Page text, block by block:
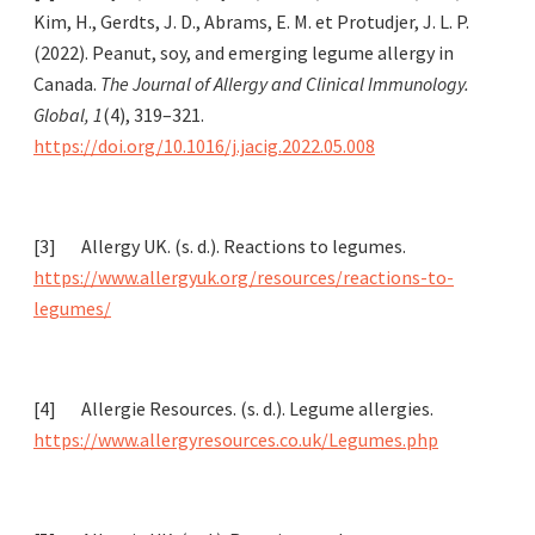
Kim, H., Gerdts, J. D., Abrams, E. M. et Protudjer, J. L. P.
(2022). Peanut, soy, and emerging legume allergy in
Canada. The Journal of Allergy and Clinical Immunology.
Global, 1(4), 319–321.
https://doi.org/10.1016/j.jacig.2022.05.008
[3] Allergy UK. (s. d.). Reactions to legumes.
https://www.allergyuk.org/resources/reactions-to-
legumes/
[4] Allergie Resources. (s. d.). Legume allergies.
https://www.allergyresources.co.uk/Legumes.php